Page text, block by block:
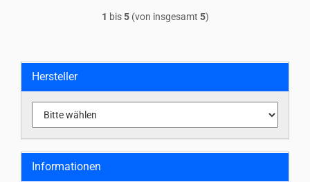
1 bis5(von insgesamt 5)
Hersteller
Informationen